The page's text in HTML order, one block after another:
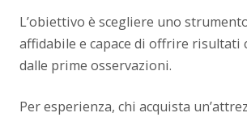
L’obiettivo è scegliere uno
affidabile e capace di offrire risultati
dalle prime osservazioni.
Per esperienza, chi acquista